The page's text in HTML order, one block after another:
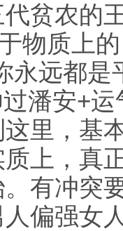
贫农的
物质上
永远都
潘安+
里，基
上，真
有冲突
偏强女